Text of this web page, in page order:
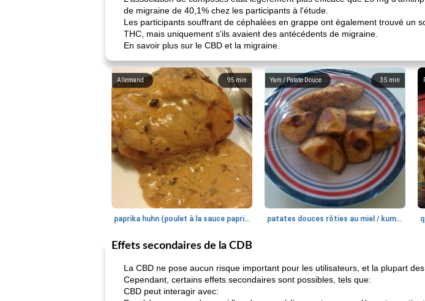
de migraine de 40,1% chez les participants à l'étude.
Les participants souffrant de céphalées en grappe ont également trouvé un
THC, mais uniquement s'ils avaient des antécédents de migraine.
En savoir plus sur le CBD et la migraine.
95min
Allemand
paprika huhn (poulet à la sauce paprika).
35 min
Yam / Patate Douce
patates douces rôties au miel / kumara
Effets secondaires de la CDB
La CBD ne pose aucun risque important pour les utilisateurs, et la plupart
Cependant, certains effets secondaires sont possibles, tels que:
CBD peut interagir avec: